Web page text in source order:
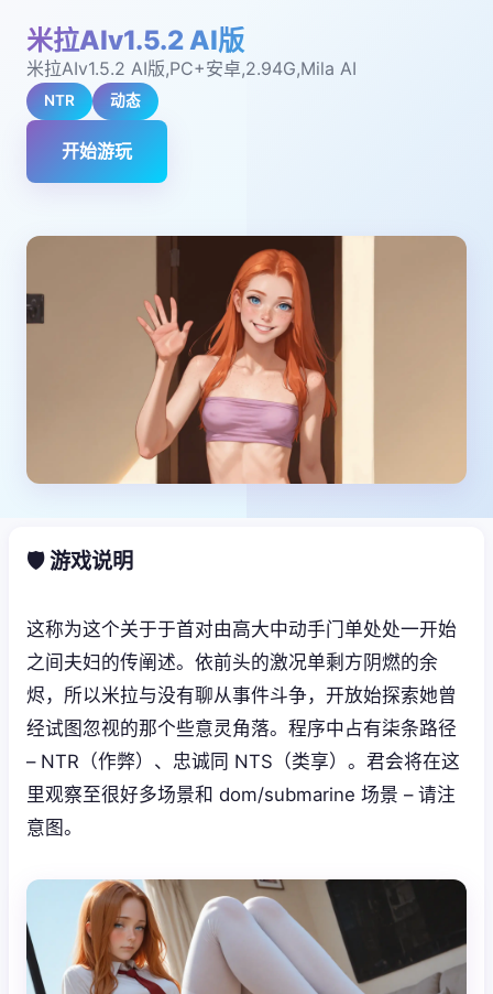
米拉AIv1.5.2 AI版
米拉AIv1.5.2 AI版,PC+安卓,2.94G,Mila AI
NTR 动态
开始游玩
🛡️ 游戏说明
这称为这个关于于首对由高大中动手门单处处一开始
之间夫妇的传阐述。依前头的激况单剩方阴燃的余
烬，所以米拉与没有聊从事件斗争，开放始探索她曾
经试图忽视的那个些意灵角落。程序中占有柒条路径
– NTR（作弊）、忠诚同 NTS（类享）。君会将在这
里观察至很好多场景和 dom/submarine 场景 – 请注
意图。